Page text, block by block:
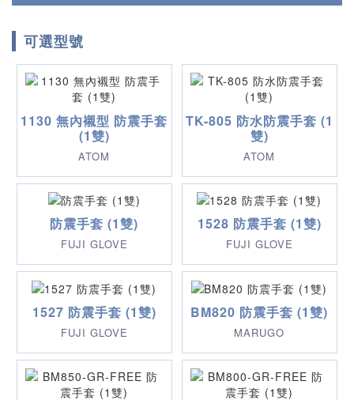
可選型號
1130 無內襯型 防震手套
(1雙)
ATOM
TK-805 防水防震手套 (1
雙)
ATOM
防震手套 (1雙)
FUJI GLOVE
1528 防震手套 (1雙)
FUJI GLOVE
1527 防震手套 (1雙)
FUJI GLOVE
BM820 防震手套 (1雙)
MARUGO